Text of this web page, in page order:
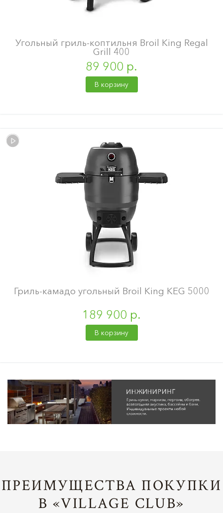
Угольный гриль-коптильня Broil King Regal
Grill 400
89 900 р.
В корзину
Гриль-камадо угольный Broil King KEG 5000
189 900 р.
В корзину
ПРЕИМУЩЕСТВА ПОКУПКИ
В «VILLAGE CLUB»